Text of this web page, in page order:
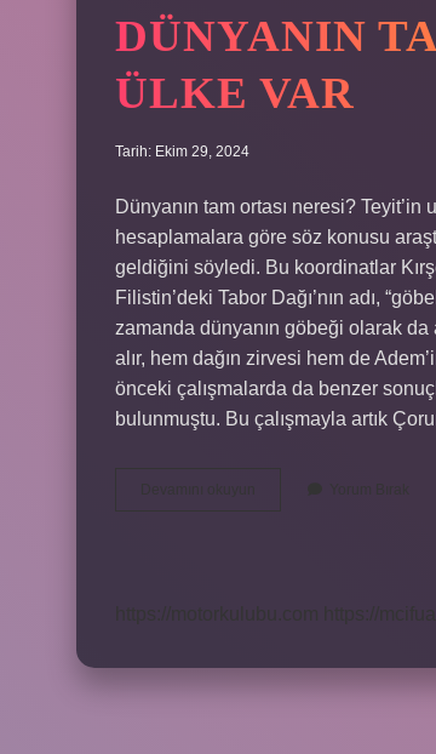
DÜNYANIN
ÜLKE VAR
Tarih: Ekim 29, 2024
Dünyanın tam ortası neresi? Teyit’in
hesaplamalara göre söz konusu
geldiğini söyledi. Bu koordinatlar
Filistin’deki Tabor Dağı’nın adı,
zamanda dünyanın göbeği olarak da
alır, hem dağın zirvesi hem de
önceki çalışmalarda da benzer
bulunmuştu. Bu çalışmayla artık